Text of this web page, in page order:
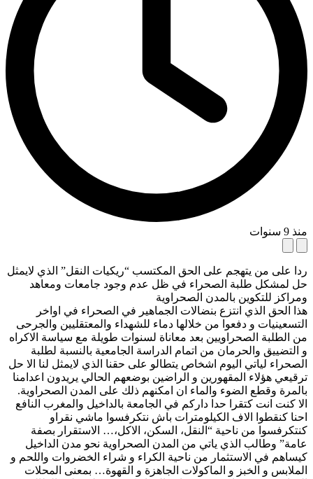
منذ 9 سنوات
ردا على من يتهجم على الحق المكتسب “ريكيات النقل” الذي لايمثل
حل لمشكل طلبة الصحراء في ظل عدم وجود جامعات ومعاهد
ومراكز للتكوين بالمدن الصحراوية
هذا الحق الذي انتزع بنضالات الجماهير في الصحراء في اواخر
التسعينيات و دفعوا من خلالها دماء للشهداء والمعتقليين والجرحى
من الطلبة الصحراويين بعد معاناة لسنوات طويلة مع سياسة الاكراه
و التضييق والحرمان من اتمام الدراسة الجامعية بالنسبة لطلبة
الصحراء لياتي اليوم اشخاص يتطالو على حقنا الذي لايمثل لنا الا حل
ترقيعي هؤلاء المقهورين و الراضين بوضعهم الحالي يريدون اعدامنا
بالمرة وقطع الضوء والماء ان امكنهم ذلك على المدن الصحراوية.
الا كنت انت كتقرا حدا داركم في الجامعة بالداخيل والمغرب النافع
احنا كنقطوا الاف الكيلومترات باش نتكرفسوا ماشي نقراو
كنتكرفسوا من ناحية “النقل، السكن، الاكل،… الاستقرار بصفة
عامة” وطالب الذي ياتي من المدن الصحراوية نحو مدن الداخيل
كيساهم في الاستثمار من ناحية الكراء و شراء الخضروات واللحم و
الملابس و الخبز و الماكولات الجاهزة و القهوة… بمعنى المحلات